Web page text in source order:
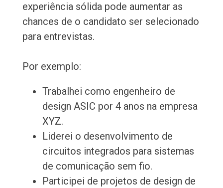
experiência sólida pode aumentar as
chances de o candidato ser selecionado
para entrevistas.
Por exemplo:
Trabalhei como engenheiro de
design ASIC por 4 anos na empresa
XYZ.
Liderei o desenvolvimento de
circuitos integrados para sistemas
de comunicação sem fio.
Participei de projetos de design de